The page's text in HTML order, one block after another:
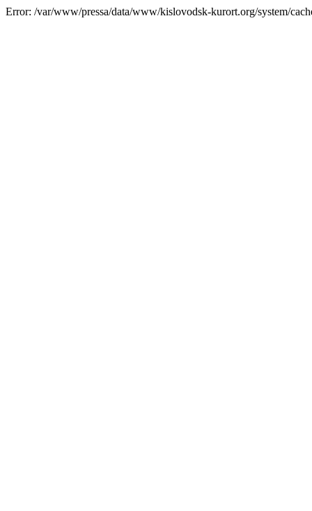
Error: /var/www/pressa/data/www/kislovodsk-kurort.org/system/